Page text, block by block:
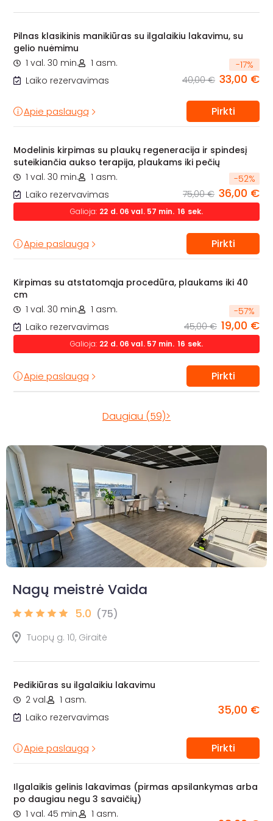
Pilnas klasikinis manikiūras su ilgalaikiu lakavimu, su
gelio nuėmimu
1 val. 30 min.
1 asm.
Laiko rezervavimas
-17%
40,00 € 33,00 €
Apie paslaugą Pirkti
Modelinis kirpimas su plaukų regeneracija ir spindesį
suteikiančia aukso terapija, plaukams iki pečių
1 val. 30 min.
1 asm.
Laiko rezervavimas
-52%
75,00 € 36,00 €
Galioja: 22 d. 06 val. 57 min. 14 sek.
Apie paslaugą Pirkti
Kirpimas su atstatomąja procedūra, plaukams iki 40
cm
1 val. 30 min.
1 asm.
Laiko rezervavimas
-57%
45,00 € 19,00 €
Galioja: 22 d. 06 val. 57 min. 14 sek.
Apie paslaugą Pirkti
Daugiau (59)>
Nagų meistrė Vaida
5.0 (75)
Tuopų g. 10, Giraitė
Pedikiūras su ilgalaikiu lakavimu
2 val.
1 asm.
Laiko rezervavimas
35,00 €
Apie paslaugą Pirkti
Ilgalaikis gelinis lakavimas (pirmas apsilankymas arba
po daugiau negu 3 savaičių)
1 val. 45 min.
1 asm.